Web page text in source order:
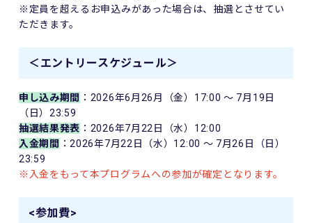
※定員を超えるお申込みがあった場合は、抽選とさせてい
ただきます。
＜エントリースケジュール＞
申し込み期間 ：2026年6月26月（金）17:00 ～ 7月19日
（日）23:59
抽選結果発表 ：2026年7月22日（水）12:00
入金期間 ：2026年7月22日（水）12:00 ～ 7月26日（日）
23:59
※入金をもって本プログラムへの参加が確定となります。
<参加費>